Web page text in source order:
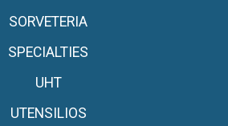
SORVETERIA
SPECIALTIES
UHT
UTENSILIOS